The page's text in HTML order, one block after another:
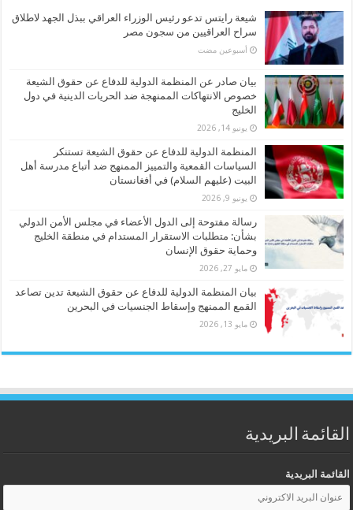
شيعة رايتس تدعو رئيس الوزراء العراقي ببذل الجهد لاطلاق
سراح العراقيين من سجون مصر
‏أسبوعين مضت
بيان صادر عن المنظمة الدولية للدفاع عن حقوق الشيعة
خصوص الانتهاكات الممنهجة ضد الحريات الدينية في دول
الخليج
يونيو 14, 2026
المنظمة الدولية للدفاع عن حقوق الشيعة تستنكر
السياسات القمعية والتمييز الممنهج ضد أتباع مدرسة أهل
البيت (عليهم السلام) في أفغانستان
يونيو 9, 2026
رسالة مفتوحة إلى الدول الأعضاء في مجلس الأمن الدولي
بشأن: متطلبات الاستقرار المستدام في منطقة الخليج
وحماية حقوق الإنسان
مايو 27, 2026
بيان المنظمة الدولية للدفاع عن حقوق الشيعة تدين تصاعد
القمع الممنهج وإسقاط الجنسيات في البحرين
مايو 13, 2026
القائمة البريدية
القائمة البريدية